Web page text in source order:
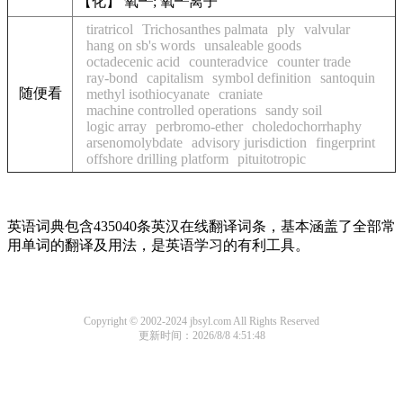
随便看
tiratricol Trichosanthes palmata ply valvular
hang on sb's words unsaleable goods
octadecenic acid
counteradvice counter trade
ray-bond
capitalism symbol definition
santoquin
methyl isothiocyanate craniate
machine controlled operations sandy soil
logic array perbromo-ether choledochorrhaphy
arsenomolybdate advisory jurisdiction
fingerprint
offshore drilling platform
pituitotropic
英语词典包含435040条英汉在线翻译词条，基本涵盖了全部常
用单词的翻译及用法，是英语学习的有利工具。
Copyright © 2002-2024 jbsyl.com All Rights Reserved
更新时间：2026/8/8 4:51:48